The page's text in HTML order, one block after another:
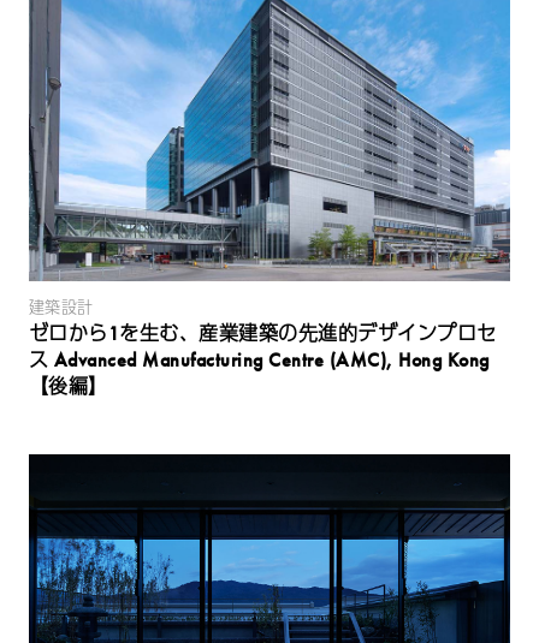
建築設計
ゼロから1を生む、産業建築の先進的デザインプロセ
ス Advanced Manufacturing Centre (AMC), Hong Kong
【後編】